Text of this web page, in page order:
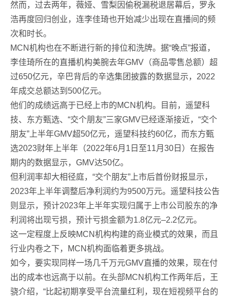
然而，过去两年，薇娅、雪梨因偷税漏税退居幕后，罗永
浩再度回归创业，连李佳琦也开始减少出现在直播间的频
次和时长。
MCN机构也在不断进行新的排位和洗牌。据“晚点”报道，
李佳琦所在的直播机构美腕去年GMV（商品零售总额）超
过650亿元，辛巴背后的辛选集团披露的数据显示，2022
年成交总额达到500亿元。
他们的成绩远高于已经上市的MCN机构。目前，遥望科
技、东方甄选、“交个朋友”三家GMV已经逐渐接近，“交个
朋友”上半年GMV超50亿元，遥望科技约60亿，而东方甄
选2023财年上半年（2022年6月1日至11月30日）在报告
期内的数据显示，GMV达50亿。
但利润率却大相径庭，“交个朋友”上市后首份财报显示，
2023年上半年调整后净利润约为9500万元。遥望科技公告
则显示，预计2023年上半年实现归属于上市公司股东的净
利润将出现亏损，预计亏损金额为1.8亿元–2.2亿元。
这一定程度上反映MCN机构构建的商业模式的效果，而且
行业内卷之下，MCN机构面临着更多挑战。
如今，要实现同样一场几千万元GMV直播的效果，现在付
出的成本也远高于以前。在头部MCN机构工作两年后，王
骁介绍，“比起初期享受平台流量红利，现在短视频平台的